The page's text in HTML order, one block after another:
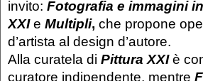
invito: Fotografia e immagini
XXIe Multipli, che propone
d’artista al design d’autore.
Alla curatela di Pittura XXIè
curatore indipendente, mentre